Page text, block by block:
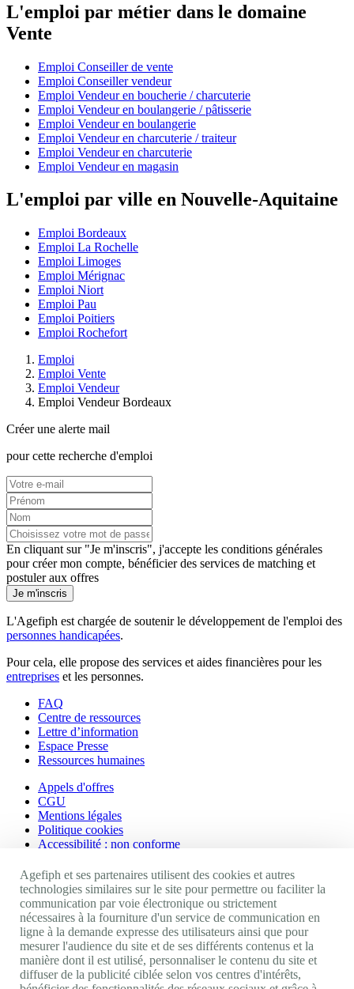
L'emploi par métier dans le domaine
Vente
Emploi Conseiller de vente
Emploi Conseiller vendeur
Emploi Vendeur en boucherie / charcuterie
Emploi Vendeur en boulangerie / pâtisserie
Emploi Vendeur en boulangerie
Emploi Vendeur en charcuterie / traiteur
Emploi Vendeur en charcuterie
Emploi Vendeur en magasin
L'emploi par ville en Nouvelle-Aquitaine
Emploi Bordeaux
Emploi La Rochelle
Emploi Limoges
Emploi Mérignac
Emploi Niort
Emploi Pau
Emploi Poitiers
Emploi Rochefort
Emploi
Emploi Vente
Emploi Vendeur
Emploi Vendeur Bordeaux
Créer une alerte mail
pour cette recherche d'emploi
En cliquant sur "Je m'inscris", j'accepte les conditions générales
pour créer mon compte, bénéficier des services de matching et
postuler aux offres
Je m'inscris
L'Agefiph est chargée de soutenir le développement de l'emploi des
personnes handicapées.
Pour cela, elle propose des services et aides financières pour les
entreprises et les personnes.
FAQ
Centre de ressources
Lettre d’information
Espace Presse
Ressources humaines
Appels d'offres
CGU
Mentions légales
Politique cookies
Accessibilité : non conforme
Nos autres sites
Site portail Agefiph
Activateur de progrès
Handinnov
Innovation et recherche
Université du RRH
Service AppuiPro
Agefiph et ses partenaires utilisent des cookies et autres
technologies similaires sur le site pour permettre ou faciliter la
communication par voie électronique ou strictement
nécessaires à la fourniture d'un service de communication en
ligne à la demande expresse des utilisateurs ainsi que pour
mesurer l'audience du site et de ses différents contenus et la
manière dont il est utilisé, personnaliser le contenu du site et
diffuser de la publicité ciblée selon vos centres d'intérêts,